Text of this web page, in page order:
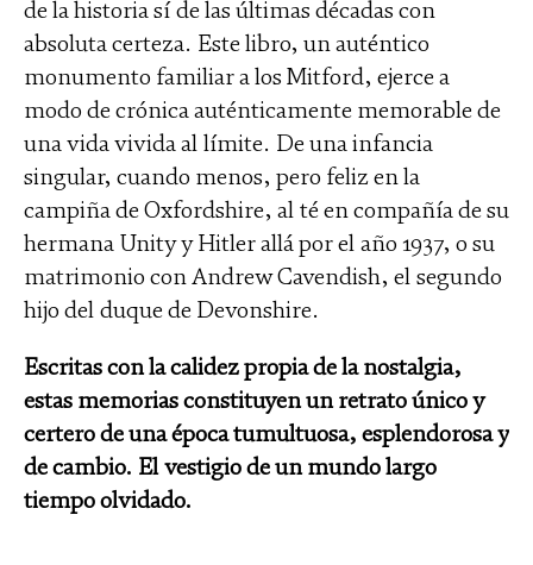
de la historia sí de las últimas décadas con
absoluta certeza. Este libro, un auténtico
monumento familiar a los Mitford, ejerce a
modo de crónica auténticamente memorable de
una vida vivida al límite. De una infancia
singular, cuando menos, pero feliz en la
campiña de Oxfordshire, al té en compañía de su
hermana Unity y Hitler allá por el año 1937, o su
matrimonio con Andrew Cavendish, el segundo
hijo del duque de Devonshire.
Escritas con la calidez propia de la nostalgia,
estas memorias constituyen un retrato único y
certero de una época tumultuosa, esplendorosa y
de cambio. El vestigio de un mundo largo
tiempo olvidado.